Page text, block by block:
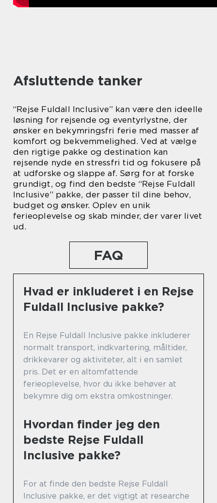
Afsluttende tanker
“Rejse Fuldall Inclusive” kan være den ideelle
løsning for rejsende og eventyrlystne, der
ønsker en bekymringsfri ferie med masser af
komfort og bekvemmelighed. Ved at vælge
den rigtige pakke og destination kan
rejsende nyde en stressfri tid og fokusere på
at udforske og slappe af. Sørg for at forske
grundigt, og find den bedste “Rejse Fuldall
Inclusive” pakke, der passer til dine behov,
budget og ønsker. Oplev en unik
ferieoplevelse og skab minder, der varer livet
ud.
FAQ
Hvad er inkluderet i en Rejse
Fuldall Inclusive pakke?
En Rejse Fuldall Inclusive pakke inkluderer
normalt transport, indkvartering, måltider,
drikkevarer og aktiviteter, alt i en samlet
pris. Det er en altomfattende
ferieoplevelse, hvor du ikke behøver at
bekymre dig om ekstra omkostninger.
Hvordan finder jeg den
bedste Rejse Fuldall
Inclusive pakke?
For at finde den bedste Rejse Fuldall
Inclusive pakke, er det vigtigt at researche